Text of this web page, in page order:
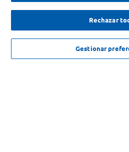
Rechazar
Gestionar